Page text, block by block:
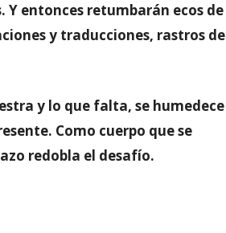
Y entonces retumbarán ecos de
y traducciones, rastros de
y lo que falta, se humedece
Como cuerpo que se
redobla el desafío.